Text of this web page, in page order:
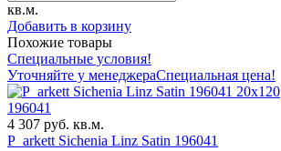
кв.м.
Добавить в корзину
Похожие товары
Специальные условия!
Уточняйте у менеджераСпециальная цена!
20x120
196041
4 307 руб. кв.м.
P_arkett Sichenia Linz Satin 196041